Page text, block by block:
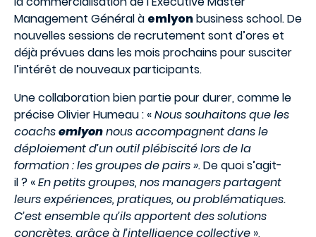
Management Général à emlyonbusiness school. De
nouvelles sessions de recrutement sont d’ores et
déjà prévues dans les mois prochains pour susciter
l’intérêt de nouveaux participants.
Une collaboration bien partie pour durer, comme le
précise Olivier Humeau : «Nous souhaitons que les
coachsemlyonnous accompagnent dans le
déploiement d’un outil plébiscité lors de la
formation : les groupes de pairs ».De quoi s’agit-
il ? «En petits groupes, nos managers partagent
leurs expériences, pratiques, ou problématiques.
C’est ensemble qu’ils apportent des solutions
concrètes, grâce à l’intelligence collective »,